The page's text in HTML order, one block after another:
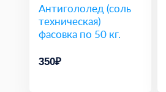
Антигололед (соль
техническая)
фасовка по 50 кг.
350₽